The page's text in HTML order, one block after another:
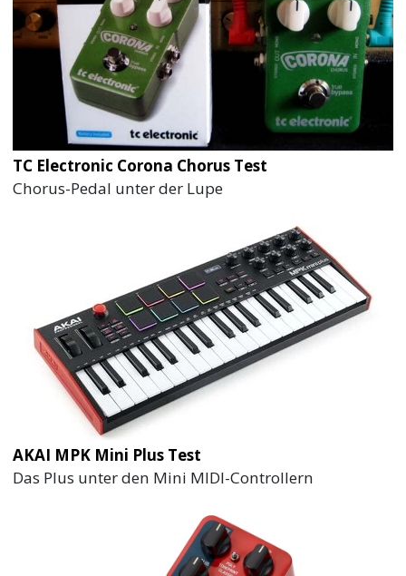
TC Electronic Corona Chorus Test
Chorus-Pedal unter der Lupe
AKAI MPK Mini Plus Test
Das Plus unter den Mini MIDI-Controllern